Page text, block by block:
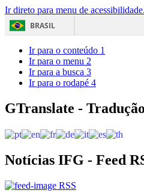
Ir direto para menu de acessibilidade.
BRASIL
Ir para o conteúdo 1
Ir para o menu 2
Ir para a busca 3
Ir para o rodapé 4
GTranslate -
Notícias IFG - Feed
RSS